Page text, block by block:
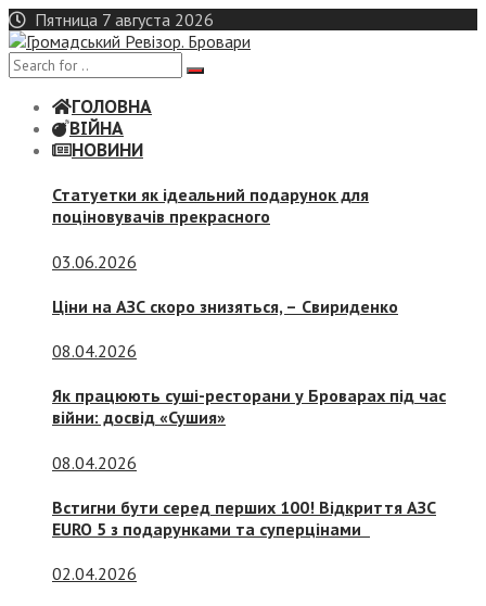
Skip
to
content
Пятница 7 августа 2026
ГОЛОВНА
ВІЙНА
НОВИНИ
Статуетки як ідеальний подарунок для
поціновувачів прекрасного
03.06.2026
Ціни на АЗС скоро знизяться, – Свириденко
08.04.2026
Як працюють суші-ресторани у Броварах під час
війни: досвід «Сушия»
08.04.2026
Встигни бути серед перших 100! Відкриття АЗС
EURO 5 з подарунками та суперцінами
02.04.2026